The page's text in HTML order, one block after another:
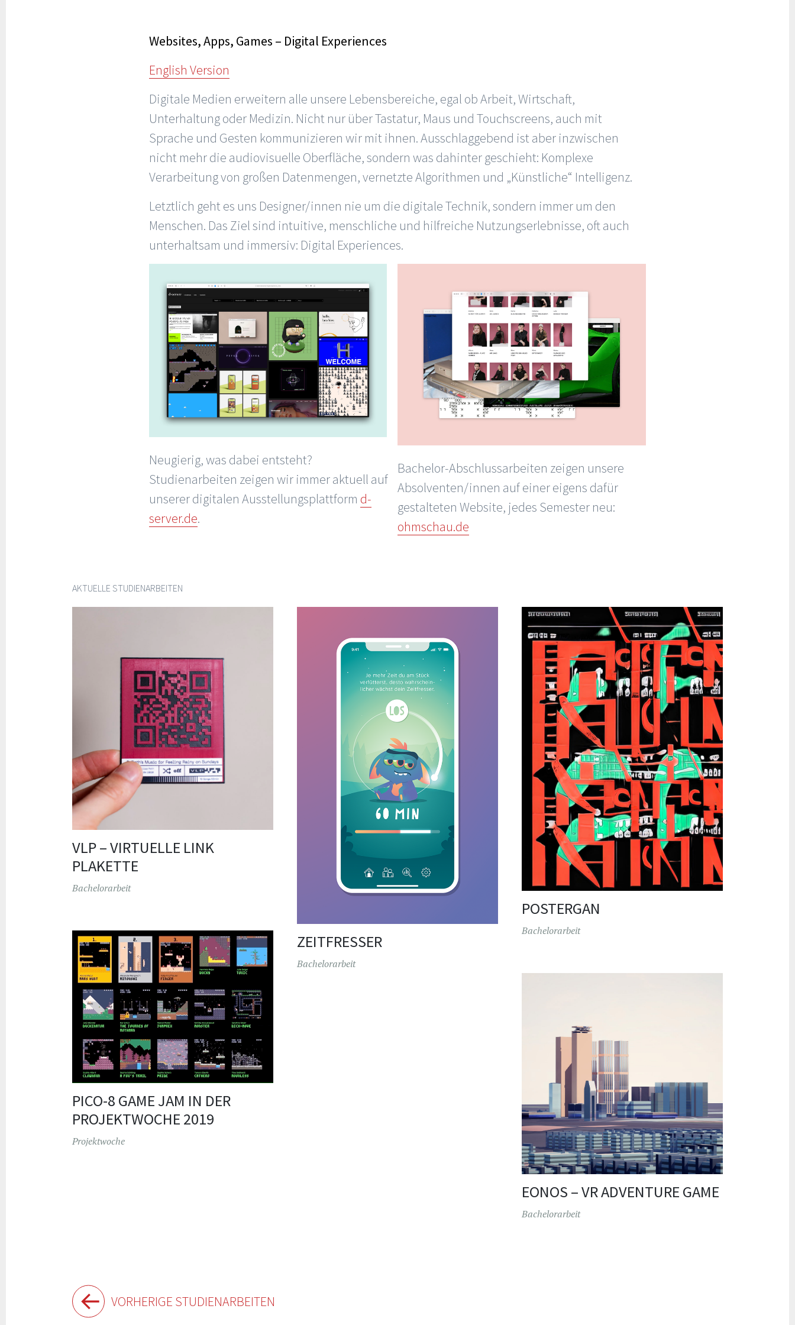
Websites, Apps, Games – Digital Experiences
English Version
Digitale Medien erweitern alle unsere Lebensbereiche, egal ob Arbeit, Wirtschaft,
Unterhaltung oder Medizin. Nicht nur über Tastatur, Maus und Touchscreens, auch mit
Sprache und Gesten kommunizieren wir mit ihnen. Ausschlaggebend ist aber inzwischen
nicht mehr die audiovisuelle Oberfläche, sondern was dahinter geschieht: Komplexe
Verarbeitung von großen Datenmengen, vernetzte Algorithmen und „Künstliche“ Intelligenz.
Letztlich geht es uns Designer/innen nie um die digitale Technik, sondern immer um den
Menschen. Das Ziel sind intuitive, menschliche und hilfreiche Nutzungserlebnisse, oft auch
unterhaltsam und immersiv: Digital Experiences.
Neugierig, was dabei entsteht?
Studienarbeiten zeigen wir immer aktuell auf
unserer digitalen Ausstellungsplattform d-
server.de.
Bachelor-Abschlussarbeiten zeigen unsere
Absolventen/innen auf einer eigens dafür
gestalteten Website, jedes Semester neu:
ohmschau.de
AKTUELLE STUDIENARBEITEN
VLP – VIRTUELLE LINK
PLAKETTE
Bachelorarbeit
ZEITFRESSER
Bachelorarbeit
POSTERGAN
Bachelorarbeit
PICO-8 GAME JAM IN DER
PROJEKTWOCHE 2019
Projektwoche
EONOS – VR ADVENTURE GAME
Bachelorarbeit
Beiträge-VORHERIGE STUDIENARBEITEN